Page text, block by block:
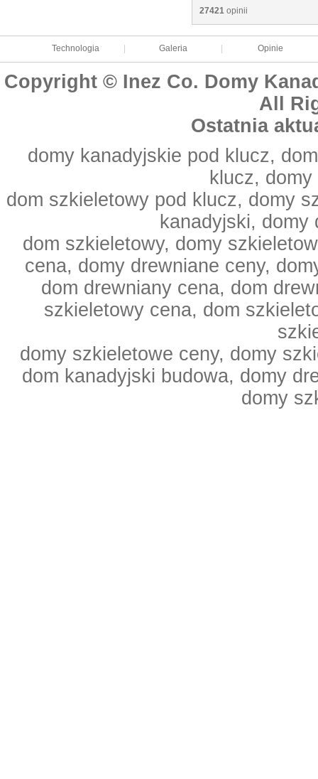
27421 opinii
Technologia Galeria Opinie
Copyright © Inez Co. Domy
All
Ostatnia
domy kanadyjskie pod klucz,
klucz,
dom szkieletowy pod klucz, domy
kanadyjski, domy
dom szkieletowy, domy
cena, domy drewniane ceny,
dom drewniany cena, dom
szkieletowy cena, dom
domy szkieletowe ceny, domy
dom kanadyjski budowa, domy
domy